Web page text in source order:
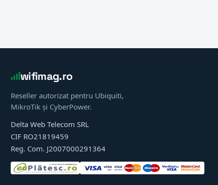
wifimag.ro
Reseller autorizat pentru Ubiquiti,
MikroTik și CyberPower.
Delta Web Telecom SRL
CIF RO21819459
Reg. Com. J2007000291364